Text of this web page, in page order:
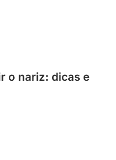
o nariz: dicas e